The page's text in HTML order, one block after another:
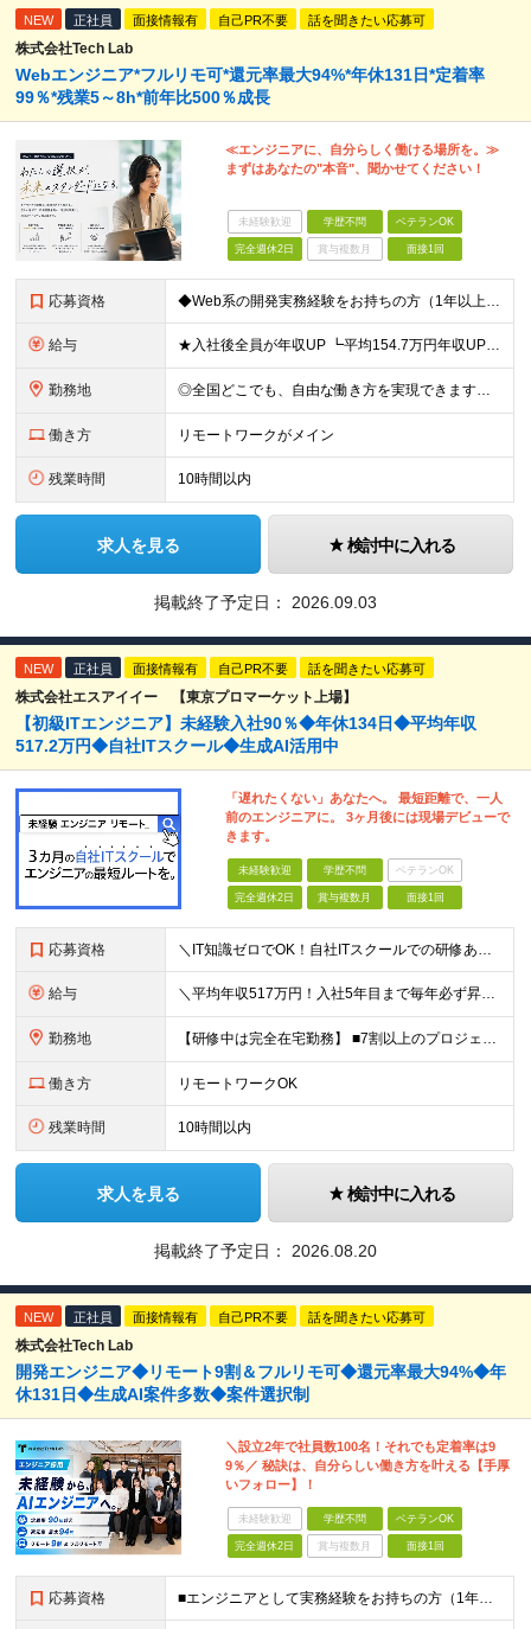
NEW 正社員 面接情報有 自己PR不要 話を聞きたい応募可
株式会社Tech Lab
Webエンジニア*フルリモ可*還元率最大94%*年休131日*定着率
99％*残業5～8h*前年比500％成長
≪エンジニアに、自分らしく働ける場所を。≫
まずはあなたの"本音"、聞かせてください！
未経験歓迎 学歴不問 ベテランOK
完全週休2日 賞与複数月 面接1回
応募資格 ◆Web系の開発実務経験をお持ちの方（1年以上） ◆学歴不問 ◆既卒・第二新卒OK ☆Tech Labの事業内容、ビジョンに共感できる⽅はぜひご応募ください！ ☆意欲重視の採用です！ 「経歴に自信が
給与 ★入社後全員が年収UP ┗平均154.7万円年収UP！ ┗最大380万円UPの実績もあり 月給35万円～100万円＋決算賞与＋各種手当 【 給与イメージ 】 ◆経験1年以上…月給35万円～＋決算賞
勤務地 ◎全国どこでも、自由な働き方を実現できます！ 全国のプロジェクト先やフルリモート環境での勤務も可能です。 ＼自由度の高い働き方、叶えます／ ・フルリモートで働きたい ・ハイブリットに働きたい ・家庭
働き方 リモートワークがメイン
残業時間 10時間以内
求人を見る 検討中に入れる
掲載終了予定日： 2026.09.03
NEW 正社員 面接情報有 自己PR不要 話を聞きたい応募可
株式会社エスアイイー 【東京プロマーケット上場】
【初級ITエンジニア】未経験入社90％◆年休134日◆平均年収
517.2万円◆自社ITスクール◆生成AI活用中
「遅れたくない」あなたへ。 最短距離で、一人
前のエンジニアに。 3ヶ月後には現場デビューで
きます。
未経験歓迎 学歴不問 ベテランOK
完全週休2日 賞与複数月 面接1回
応募資格 ＼IT知識ゼロでOK！自社ITスクールでの研修あり／ ■完全未経験OK(文系出身70％) ■第二新卒歓迎 ■学歴不問 └社会人未経験の方も歓迎します！ 5名以上の採用を予定しているので、同期と入社も
給与 ＼平均年収517万円！入社5年目まで毎年必ず昇給／ ■賞与年3回 ■年収800万円以上も可 ■入社3年以上の平均年収469.2万円 月給23万2000円以上＋賞与年3回＋各種手当 ☆入社5年目まで最
勤務地 【研修中は完全在宅勤務】 ■7割以上のプロジェクトでリモートワークを導入 ■フルリモートもあり ■一都三県のプロジェクト先 ■転居を伴う転勤なし ＜プロジェクト先＞ 東京・神奈川・千葉・埼玉でのプロ
働き方 リモートワークOK
残業時間 10時間以内
求人を見る 検討中に入れる
掲載終了予定日： 2026.08.20
NEW 正社員 面接情報有 自己PR不要 話を聞きたい応募可
株式会社Tech Lab
開発エンジニア◆リモート9割＆フルリモ可◆還元率最大94%◆年
休131日◆生成AI案件多数◆案件選択制
＼設立2年で社員数100名！それでも定着率は9
9％／ 秘訣は、自分らしい働き方を叶える【手厚
いフォロー】！
未経験歓迎 学歴不問 ベテランOK
完全週休2日 賞与複数月 面接1回
応募資格 ■エンジニアとして実務経験をお持ちの方（1年以上） ■学歴不問 ■既卒・第二新卒OK ☆Tech Labの事業内容、ビジョンに共感できる⽅はぜひご応募ください！ ☆意欲重視の採用です！ 「経歴に自信